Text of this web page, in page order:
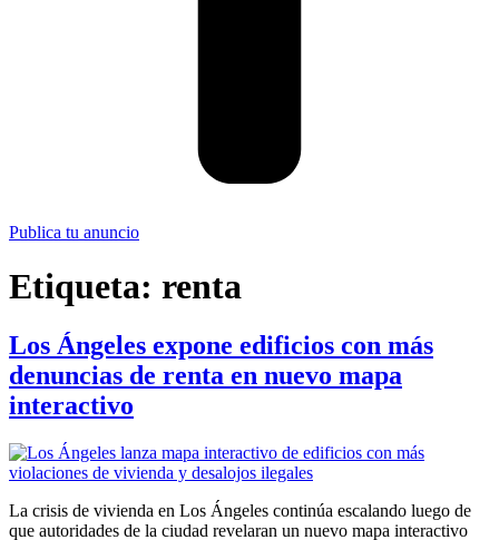
Publica tu anuncio
Etiqueta: renta
Los Ángeles expone edificios con más
denuncias de renta en nuevo mapa
interactivo
La crisis de vivienda en Los Ángeles continúa escalando luego de
que autoridades de la ciudad revelaran un nuevo mapa interactivo